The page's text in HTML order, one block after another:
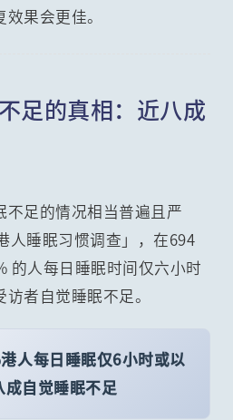
果会更佳。
足的真相：近八成
不足的情况相当普遍且严
人睡眠习惯调查」，在694
的人每日睡眠时间仅六小时
者自觉睡眠不足。
人每日睡眠仅6小时或以
成自觉睡眠不足